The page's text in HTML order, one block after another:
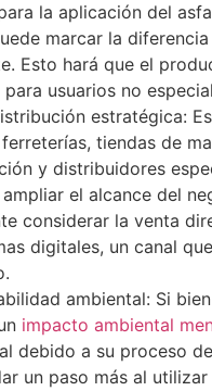
la aplicación del
marcar la
Esto hará que el
usuarios no
estratégica:
tiendas de
y distribuidores
el alcance del
considerar la venta
digitales, un canal
ambiental: Si
impacto ambiental
debido a su proceso
un paso más al